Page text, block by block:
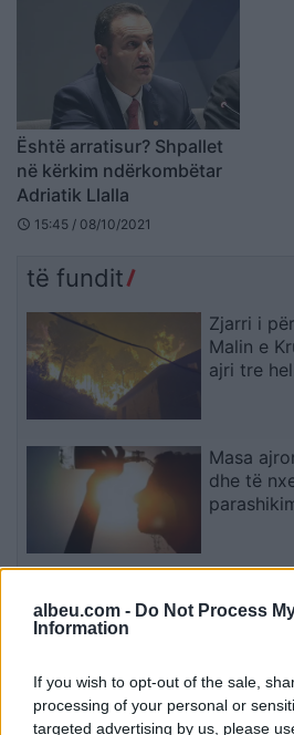
albeu.com - Do Not Process
Information
If you wish to opt-out of the sale,
processing of your personal or
targeted advertising by us, please
Është arratisur? Shpallet
në kërkim ndërkombëtar
Adriatik Llalla
schedule 15:45 / 08/10/2021
të fundit
Zjarri i
Malin e
ajri tre
Masa
dhe të
70